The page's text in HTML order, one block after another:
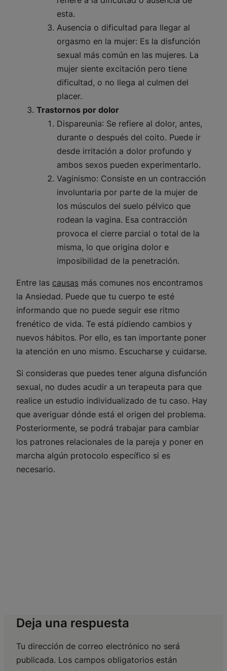
esta.
Ausencia o dificultad para llegar al
orgasmo en la mujer: Es la disfunción
sexual más común en las mujeres. La
mujer siente excitación pero tiene
dificultad, o no llega al culmen del
placer.
Trastornos por dolor
Dispareunia: Se refiere al dolor, antes,
durante o después del coito. Puede ir
desde irritación a dolor profundo y
ambos sexos pueden experimentarlo.
Vaginismo: Consiste en un contracción
involuntaria por parte de la mujer de
los músculos del suelo pélvico que
rodean la vagina. Esa contracción
provoca el cierre parcial o total de la
misma, lo que origina dolor e
imposibilidad de la penetración.
Entre las causas más comunes nos encontramos
la Ansiedad. Puede que tu cuerpo te esté
informando que no puede seguir ese ritmo
frenético de vida. Te está pidiendo cambios y
nuevos hábitos. Por ello, es tan importante poner
la atención en uno mismo. Escucharse y cuidarse.
Si consideras que puedes tener alguna disfunción
sexual, no dudes acudir a un terapeuta para que
realice un estudio individualizado de tu caso. Hay
que averiguar dónde está el origen del problema.
Posteriormente, se podrá trabajar para cambiar
los patrones relacionales de la pareja y poner en
marcha algún protocolo específico si es
necesario.
Deja una respuesta
Tu dirección de correo electrónico no será
publicada. Los campos obligatorios están